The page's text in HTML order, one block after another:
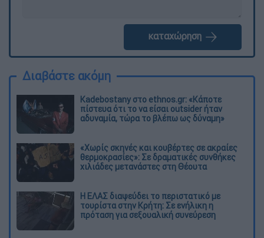
καταχώρηση
Διαβάστε ακόμη
Kadebostany στο ethnos.gr: «Κάποτε
πίστευα ότι το να είσαι outsider ήταν
αδυναμία, τώρα το βλέπω ως δύναμη»
«Χωρίς σκηνές και κουβέρτες σε ακραίες
θερμοκρασίες»: Σε δραματικές συνθήκες
χιλιάδες μετανάστες στη Θέουτα
Η ΕΛΑΣ διαψεύδει το περιστατικό με
τουρίστα στην Κρήτη: Σε ενήλικη η
πρόταση για σεξουαλική συνεύρεση